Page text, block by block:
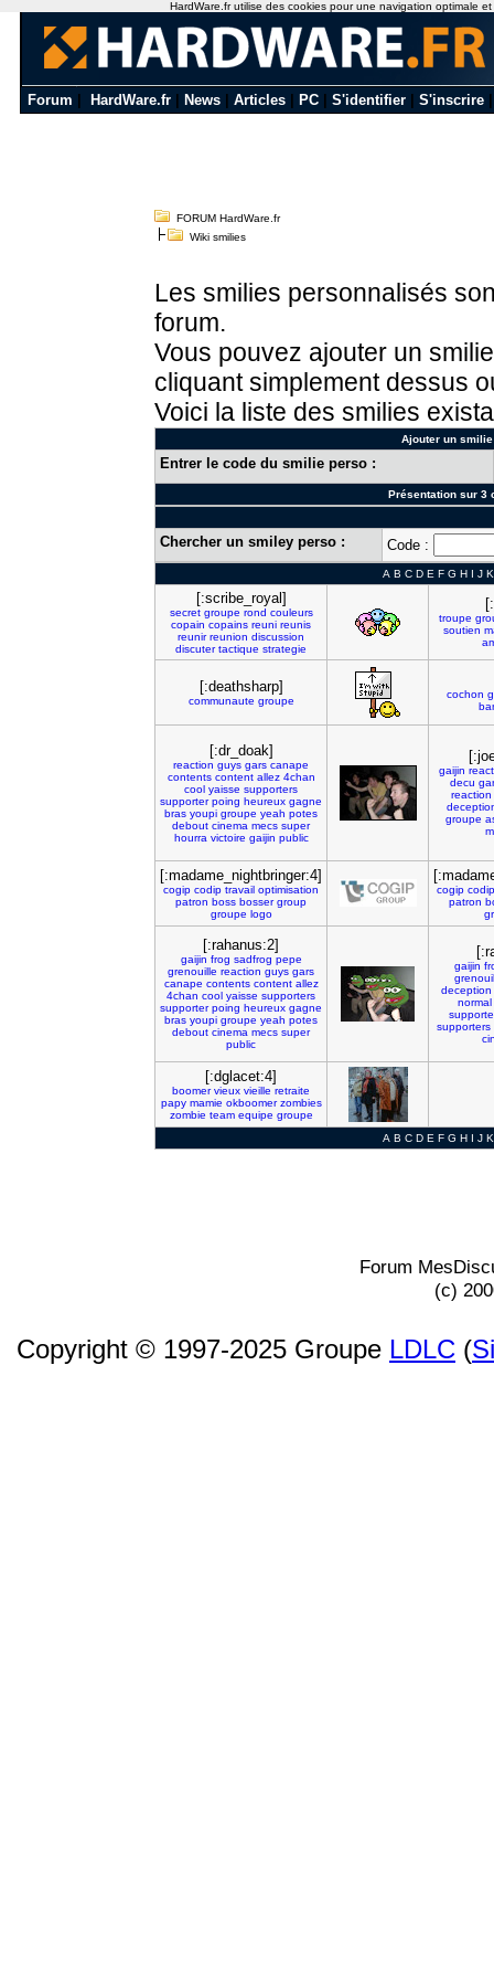
Forum HardWare.fr News Articles PC S'identifier S'inscrire
FORUM HardWare.fr
Wiki smilies
Les smilies personnalisés
forum.
Vous pouvez ajouter un
cliquant simplement dessus
Voici la liste des smilies
Ajouter un
Entrer le code du smilie perso :
Présentation sur 3
Chercher un smiley perso : Code :
A B C D E F G H I J K
[:scribe_royal]
secret groupe rond couleurs
copain copains reuni reunis
reunir reunion discussion
discuter tactique strategie
troupe
soutien
[:deathsharp]
communaute groupe
cochon
[:dr_doak]
reaction guys gars canape
contents content allez 4chan
cool yaisse supporters
supporter poing heureux gagne
bras youpi groupe yeah potes
debout cinema mecs super
hourra victoire gaijin public
gaijin
decu
reaction
groupe
[:madame_nightbringer:4]
cogip codip travail optimisation
patron boss bosser group
groupe logo
cogip codip
patron
[:rahanus:2]
gaijin frog sadfrog pepe
grenouille reaction guys gars
canape contents content allez
4chan cool yaisse supporters
supporter poing heureux gagne
bras youpi groupe yeah potes
debout cinema mecs super
public
gaijin
deception
normal
supporters
[:dglacet:4]
boomer vieux vieille retraite
papy mamie okboomer zombies
zombie team equipe groupe
A B C D E F G H I J K
Forum
(c)
Copyright © 1997-2025 Groupe LDLC (
HardWare.fr utilise des cookies pour une navigation optimale